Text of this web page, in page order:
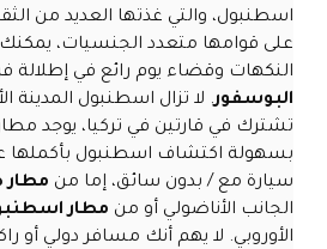
اسطنبول، والتي غذتها العديد من
على قوامها متعدد الجنسيات،
النكهات وقضاء يوم رائع في إطلالة
البوسفور. لا تزال اسطنبول المدينة
تشترك في قارتين في تركيا، يوجد
بسهولة اكتشاف اسطنبول بأكملها
سيارة مع / بدون سائق، إما من
الجانب الأناضولي أو من مطار
الأوروبي. لا يهم أنك مسافر دولي أو